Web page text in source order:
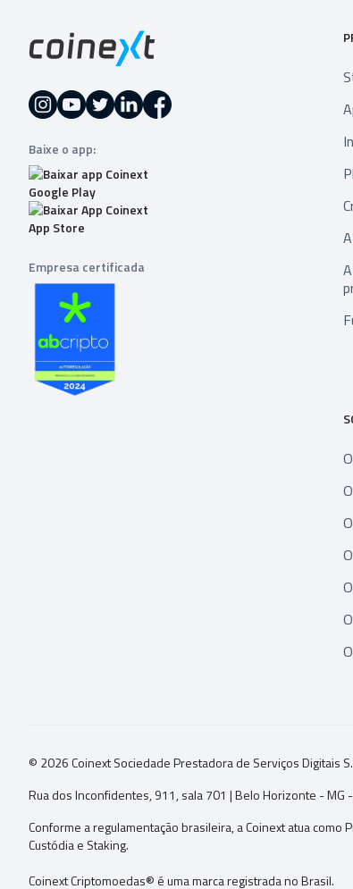
Baixe o app:
Empresa certificada
© 2026 Coinext Sociedade Prestadora de Serviços Digitais
Rua dos Inconfidentes, 911, sala 701 | Belo Horizonte - MG
Conforme a regulamentação brasileira, a Coinext atua
Custódia e Staking.
Coinext Criptomoedas® é uma marca registrada no Brasil.